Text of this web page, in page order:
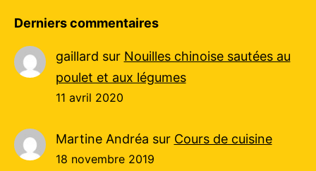
Derniers commentaires
gaillard sur Nouilles chinoise sautées au
poulet et aux légumes
11 avril 2020
Martine Andréa sur Cours de cuisine
18 novembre 2019